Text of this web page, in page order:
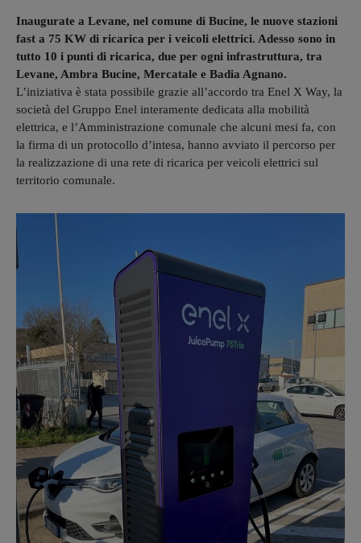
Inaugurate a Levane, nel comune di Bucine, le nuove stazioni
fast a 75 KW di ricarica per i veicoli elettrici. Adesso sono in
tutto 10 i punti di ricarica, due per ogni infrastruttura, tra
Levane, Ambra Bucine, Mercatale e Badia Agnano.
L’iniziativa è stata possibile grazie all’accordo tra Enel X Way, la
società del Gruppo Enel interamente dedicata alla mobilità
elettrica, e l’Amministrazione comunale che alcuni mesi fa, con
la firma di un protocollo d’intesa, hanno avviato il percorso per
la realizzazione di una rete di ricarica per veicoli elettrici sul
territorio comunale.